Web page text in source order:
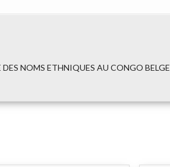
NOMS ETHNIQUES AU CONGO BELGE